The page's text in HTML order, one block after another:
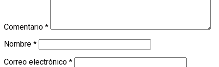
Comentario *
Nombre *
Correo electrónico *